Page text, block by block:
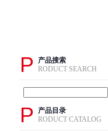
P
产品搜索
RODUCT SEARCH
P
产品目录
RODUCT CATALOG